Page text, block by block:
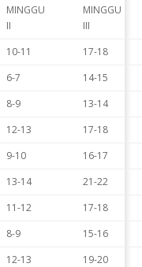
MINGGU
II
MINGGU
III
10-11
17-18
6-7
14-15
8-9
13-14
12-13
17-18
9-10
16-17
13-14
21-22
11-12
17-18
8-9
15-16
12-13
19-20